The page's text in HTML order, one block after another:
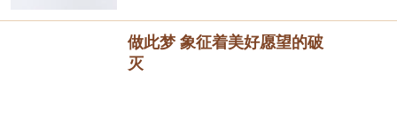
做此梦 象征着美好愿望的破
灭